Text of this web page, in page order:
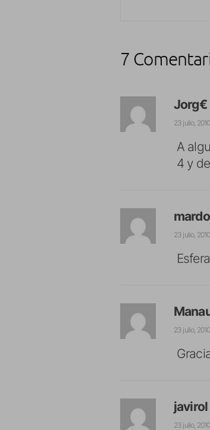
7
Jorg€
23 julio,
A
4 y
23 julio,
23 julio,
javirol
23 julio,